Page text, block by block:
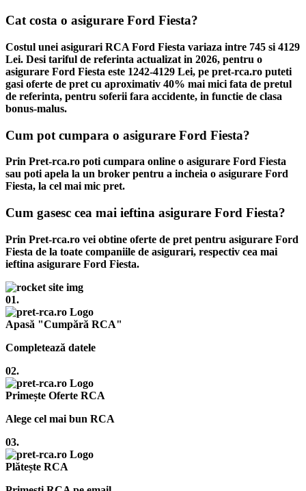
Cat costa o asigurare Ford Fiesta?
Costul unei asigurari RCA Ford Fiesta variaza intre 745 si 4129
Lei. Desi tariful de referinta actualizat in 2026, pentru o
asigurare Ford Fiesta este 1242-4129 Lei, pe pret-rca.ro puteti
gasi oferte de pret cu aproximativ 40% mai mici fata de pretul
de referinta, pentru soferii fara accidente, in functie de clasa
bonus-malus.
Cum pot cumpara o asigurare Ford Fiesta?
Prin Pret-rca.ro poti cumpara online o asigurare Ford Fiesta
sau poti apela la un broker pentru a incheia o asigurare Ford
Fiesta, la cel mai mic pret.
Cum gasesc cea mai ieftina asigurare Ford Fiesta?
Prin Pret-rca.ro vei obtine oferte de pret pentru asigurare Ford
Fiesta de la toate companiile de asigurari, respectiv cea mai
ieftina asigurare Ford Fiesta.
01.
Apasă "Cumpără RCA"
Completează datele
02.
Primește Oferte RCA
Alege cel mai bun RCA
03.
Plătește RCA